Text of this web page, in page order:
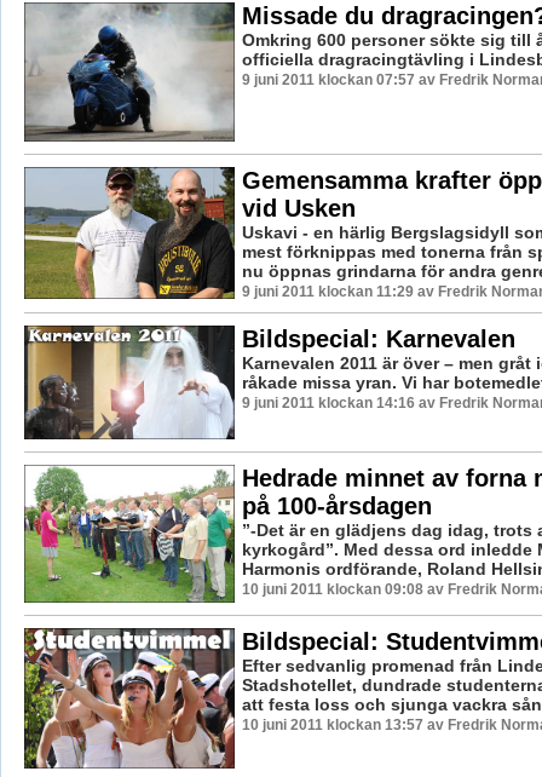
Missade du
Omkring 600 personer sökte sig till
officiella dragracingtävling i
9 juni 2011 klockan 07:57 av Fredrik
Gemensamma krafter
vid Usken
Uskavi - en härlig Bergslagsidyll
mest förknippas med tonerna från
nu öppnas grindarna för andra
9 juni 2011 klockan 11:29 av Fredrik
Bildspecial: Karnevalen
Karnevalen 2011 är över – men gråt
råkade missa yran. Vi har
9 juni 2011 klockan 14:16 av Fredrik
Hedrade minnet av forna
på 100-årsdagen
”-Det är en glädjens dag idag, trots
kyrkogård”. Med dessa ord inledde
Harmonis ordförande, Roland
10 juni 2011 klockan 09:08 av Fredrik
Bildspecial:
Efter sedvanlig promenad från
Stadshotellet, dundrade
att festa loss och sjunga vackra
10 juni 2011 klockan 13:57 av Fredrik